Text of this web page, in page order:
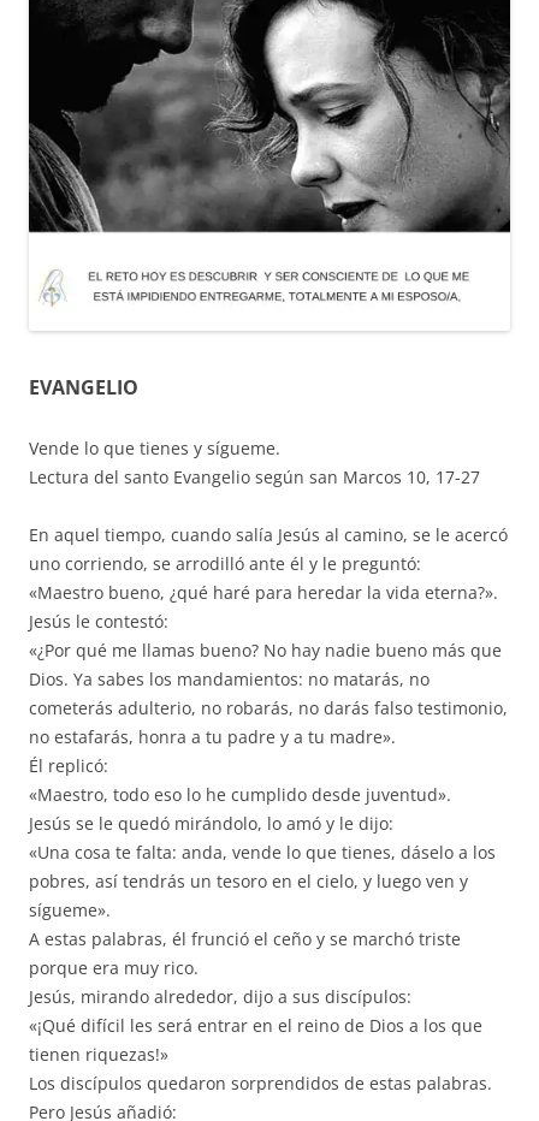
EVANGELIO
Vende lo que tienes y sígueme.
Lectura del santo Evangelio según san Marcos 10, 17-27
En aquel tiempo, cuando salía Jesús al camino, se le acercó
uno corriendo, se arrodilló ante él y le preguntó:
«Maestro bueno, ¿qué haré para heredar la vida eterna?».
Jesús le contestó:
«¿Por qué me llamas bueno? No hay nadie bueno más que
Dios. Ya sabes los mandamientos: no matarás, no
cometerás adulterio, no robarás, no darás falso testimonio,
no estafarás, honra a tu padre y a tu madre».
Él replicó:
«Maestro, todo eso lo he cumplido desde juventud».
Jesús se le quedó mirándolo, lo amó y le dijo:
«Una cosa te falta: anda, vende lo que tienes, dáselo a los
pobres, así tendrás un tesoro en el cielo, y luego ven y
sígueme».
A estas palabras, él frunció el ceño y se marchó triste
porque era muy rico.
Jesús, mirando alrededor, dijo a sus discípulos:
«¡Qué difícil les será entrar en el reino de Dios a los que
tienen riquezas!»
Los discípulos quedaron sorprendidos de estas palabras.
Pero Jesús añadió: